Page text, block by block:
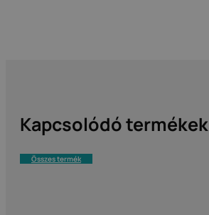
Kapcsolódó termékek
Összes termék